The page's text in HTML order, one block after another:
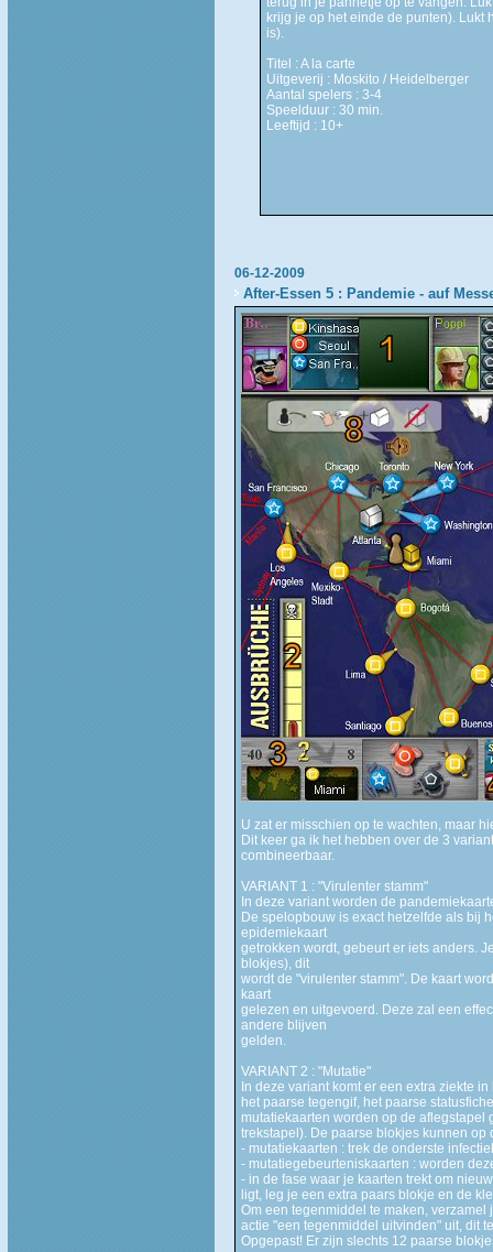
krijg je op het einde de punten). Lukt
is).
Titel : A la carte
Uitgeverij : Moskito / Heidelberger
Aantal spelers : 3-4
Speelduur : 30 min.
Leeftijd : 10+
06-12-2009
After-Essen 5 : Pandemie - auf
U zat er misschien op te wachten, maar
Dit keer ga ik het hebben over de 3
combineerbaar.
VARIANT 1 : "Virulenter stamm"
In deze variant worden de
De spelopbouw is exact hetzelfde als bij
epidemiekaart
getrokken wordt, gebeurt er iets anders.
blokjes), dit
wordt de "virulenter stamm". De kaart
kaart
gelezen en uitgevoerd. Deze zal een
andere blijven
gelden.
VARIANT 2 : "Mutatie"
In deze variant komt er een extra ziekte
het paarse tegengif, het paarse
mutatiekaarten worden op de
trekstapel). De paarse blokjes kunnen op
- mutatiekaarten : trek de onderste
- mutatiegebeurteniskaarten : worden
- in de fase waar je kaarten trekt om
ligt, leg je een extra paars blokje en de
Om een tegenmiddel te maken,
actie "een tegenmiddel uitvinden" uit, dit
Opgepast! Er zijn slechts 12 paarse